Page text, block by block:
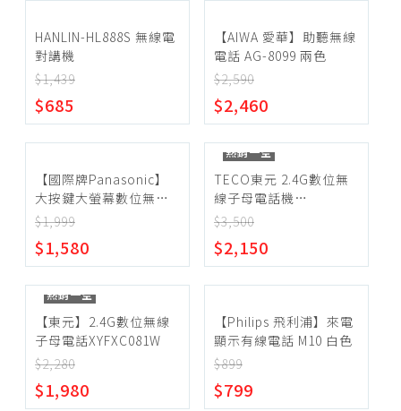
掛燙機、熨斗
除毛球機、縫紉機
電話、對講機
智能家電
HANLIN-HL888S 無線電
對講機
$1,439
$685
【AIWA 愛華】助聽無線
電話 AG-8099 兩色
$2,590
$2,460
【國際牌Panasonic】
大按鍵大螢幕數位無線
電話 KX-TGU110TWB
$1,999
$1,580
熱銷一空
TECO東元 2.4G數位無
線子母電話機
XYFXC081W
$3,500
$2,150
熱銷一空
【東元】2.4G數位無線
子母電話XYFXC081W
$2,280
$1,980
【Philips 飛利浦】來電
顯示有線電話 M10 白色
$899
$799